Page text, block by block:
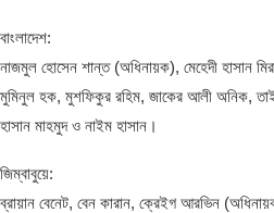
বাংলাদেশ:
নাজমুল হোসেন শান্ত (অধিনায়ক), মেহেদী হাসান
মুমিনুল হক, মুশফিকুর রহিম, জাকের আলী অনিক,
হাসান মাহমুদ ও নাইম হাসান।
জিম্বাবুয়ে:
ব্রায়ান বেনেট, বেন কারান, ক্রেইগ আরভিন